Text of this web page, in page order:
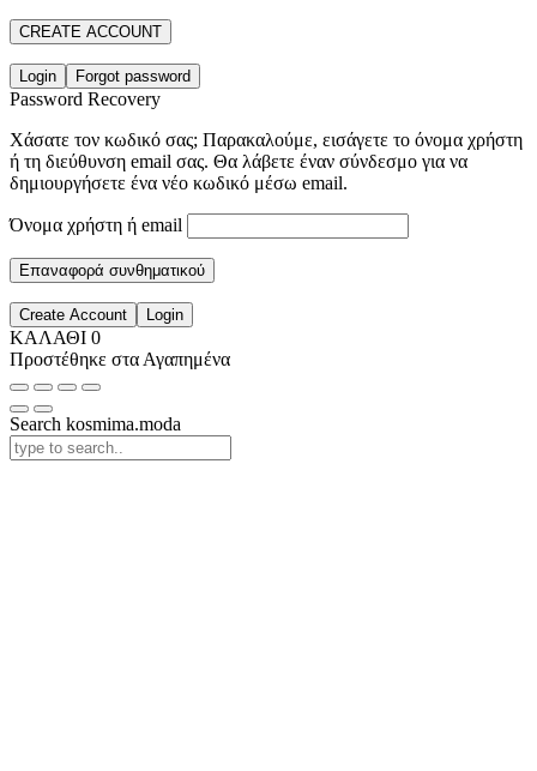
CREATE ACCOUNT
Login Forgot password
Password Recovery
Χάσατε τον κωδικό σας; Παρακαλούμε, εισάγετε το όνομα χρήστη
ή τη διεύθυνση email σας. Θα λάβετε έναν σύνδεσμο για να
δημιουργήσετε ένα νέο κωδικό μέσω email.
Όνομα χρήστη ή email
Επαναφορά συνθηματικού
Create Account Login
ΚΑΛΑΘΙ 0
Προστέθηκε στα Αγαπημένα
Search kosmima.moda